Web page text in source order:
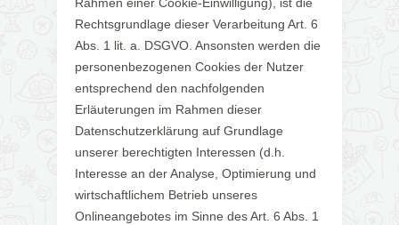
Rahmen einer Cookie-Einwilligung), ist die
Rechtsgrundlage dieser Verarbeitung Art. 6
Abs. 1 lit. a. DSGVO. Ansonsten werden die
personenbezogenen Cookies der Nutzer
entsprechend den nachfolgenden
Erläuterungen im Rahmen dieser
Datenschutzerklärung auf Grundlage
unserer berechtigten Interessen (d.h.
Interesse an der Analyse, Optimierung und
wirtschaftlichem Betrieb unseres
Onlineangebotes im Sinne des Art. 6 Abs. 1